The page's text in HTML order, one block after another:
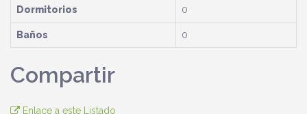
Dormitorios 0
Baños 0
Compartir
Enlace a este Listado